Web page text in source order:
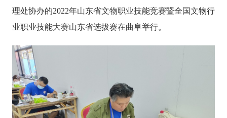
理处协办的2022年山东省文物职业技能竞赛暨全国文物行
业职业技能大赛山东省选拔赛在曲阜举行。